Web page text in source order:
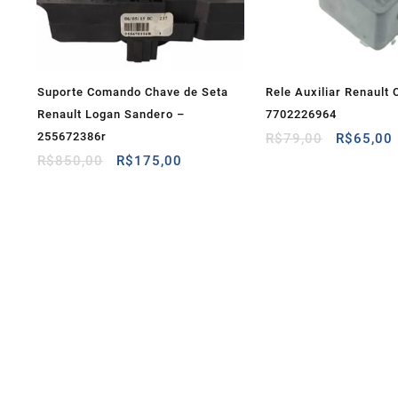
Suporte Comando Chave de Seta
Renault Logan Sandero –
255672386r
R$850,00
O
R$175,00
Rele Auxiliar Renault
7702226964
R$79,00
O
R$65,00